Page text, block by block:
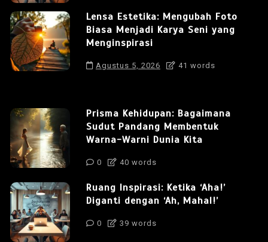
Lensa Estetika: Mengubah Foto
Biasa Menjadi Karya Seni yang
Menginspirasi
Agustus 5, 2026 41 words
Prisma Kehidupan: Bagaimana
Sudut Pandang Membentuk
Warna-Warni Dunia Kita
0 40 words
Ruang Inspirasi: Ketika ‘Aha!’
Diganti dengan ‘Ah, Mahal!’
0 39 words